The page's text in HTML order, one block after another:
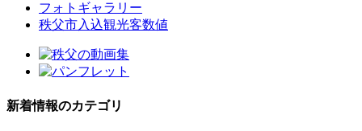
フォトギャラリー
秩父市入込観光客数値
新着情報のカテゴリ